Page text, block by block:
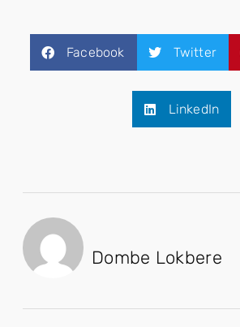
Facebook Twitter
LinkedIn
Dombe Lokbere